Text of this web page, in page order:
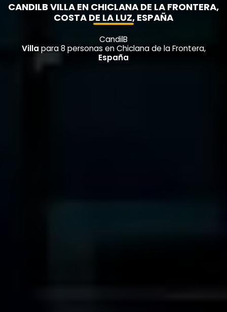
CANDILB VILLA EN CHICLANA DE LA FRONTERA,
COSTA DE LA LUZ, ESPAÑA
CandilB
Villa para 8 personas en Chiclana de la Frontera,
España